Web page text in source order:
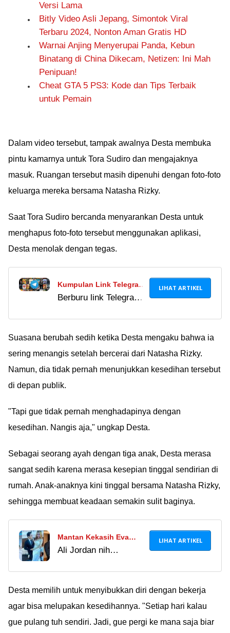
Versi Lama
Bitly Video Asli Jepang, Simontok Viral
Terbaru 2024, Nonton Aman Gratis HD
Warnai Anjing Menyerupai Panda, Kebun
Binatang di China Dikecam, Netizen: Ini Mah
Penipuan!
Cheat GTA 5 PS3: Kode dan Tips Terbaik
untuk Pemain
Dalam video tersebut, tampak awalnya Desta membuka
pintu kamarnya untuk Tora Sudiro dan mengajaknya
masuk. Ruangan tersebut masih dipenuhi dengan foto-foto
keluarga mereka bersama Natasha Rizky.
Saat Tora Sudiro bercanda menyarankan Desta untuk
menghapus foto-foto tersebut menggunakan aplikasi,
Desta menolak dengan tegas.
Kumpulan Link Telegram
Film Indonesia, Barat,
Berburu link Telegram
nonton gratis, tapi
risikonya besar.
Banyak channel
bisa merusak
LIHAT ARTIKEL
Suasana berubah sedih ketika Desta mengaku bahwa ia
sering menangis setelah bercerai dari Natasha Rizky.
Namun, dia tidak pernah menunjukkan kesedihan tersebut
di depan publik.
"Tapi gue tidak pernah menghadapinya dengan
kesedihan. Nangis aja," ungkap Desta.
Sebagai seorang ayah dengan tiga anak, Desta merasa
sangat sedih karena merasa kesepian tinggal sendirian di
rumah. Anak-anaknya kini tinggal bersama Natasha Rizky,
sehingga membuat keadaan semakin sulit baginya.
Mantan Kekasih Eva
Manurung, Jordan Ali
Netizen: Menantuku
Adalah Mantan Pacarku
Ali Jordan nih
lebih dewasa ya. Dulu
ngedeketin Eva
Manurung, sekarang
LIHAT ARTIKEL
Desta memilih untuk menyibukkan diri dengan bekerja
agar bisa melupakan kesedihannya. "Setiap hari kalau
gue pulang tuh sendiri. Jadi, gue pergi ke mana saja biar